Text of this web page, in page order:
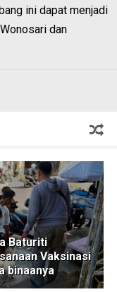
ini dapat menjadi
dan
Baturiti
Vaksinasi
binaanya